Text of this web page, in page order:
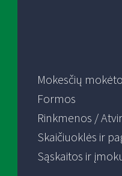
Mokesčių
Formos
Rinkmenos /
Skaičiuoklės ir
Sąskaitos ir